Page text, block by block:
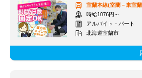
室蘭本線(室蘭－東室
時給1076円～
アルバイト・パート
北海道室蘭市